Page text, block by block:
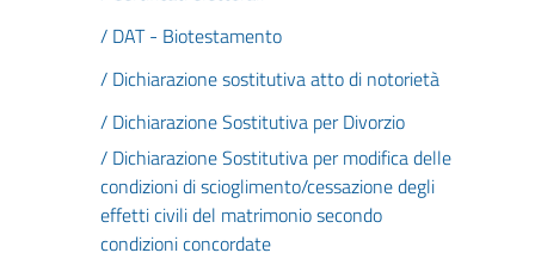
/ DAT - Biotestamento
/ Dichiarazione sostitutiva atto di notorietà
/ Dichiarazione Sostitutiva per Divorzio
/ Dichiarazione Sostitutiva per modifica delle
condizioni di scioglimento/cessazione degli
effetti civili del matrimonio secondo
condizioni concordate